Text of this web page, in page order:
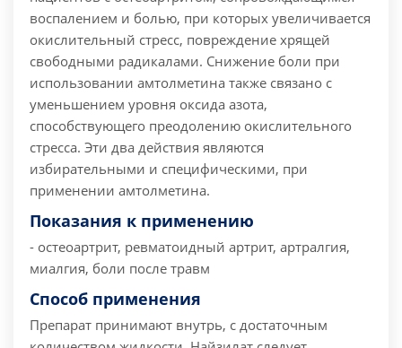
воспалением и болью, при которых увеличивается
окислительный стресс, повреждение хрящей
свободными радикалами. Снижение боли при
использовании амтолметина также связано с
уменьшением уровня оксида азота,
способствующего преодолению окислительного
стресса. Эти два действия являются
избирательными и специфическими, при
применении амтолметина.
Показания к применению
- остеоартрит, ревматоидный артрит, артралгия,
миалгия, боли после травм
Способ применения
Препарат принимают внутрь, с достаточным